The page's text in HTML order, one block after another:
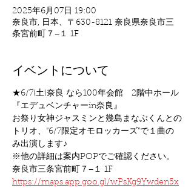
2025年6月07日 19:00
奈良市, 日本、〒630-8121 奈良県奈良市三
条宮前町７−１ 1F
イベントについて
★6/7(土)奈良 なら100年会館　2階中ホール
『エデュベンチャーin奈良』
お祭り女神ジャスミンと幾島まなぶくんとの
トリオ、“6/7限定オモロッカーズ”で１曲の
み出演します♪
※他の詳細は案内POPでご確認ください。
奈良市三条宮前町７−１ 1F
https://maps.app.goo.gl/wPsKg9Ywden5x